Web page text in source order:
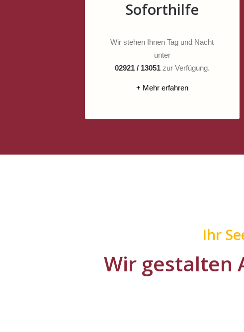
Soforthilfe
Wir stehen Ihnen Tag und Nacht
unter
02921 / 13051zur Verfügung.
+ Mehr erfahren
Ihr
Wir gestalten